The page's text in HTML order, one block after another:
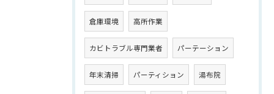
倉庫環境 高所作業
カビトラブル専門業者 パーテーション
年末清掃 パーティション 湯布院